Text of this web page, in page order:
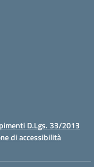
D.Lgs. 33/2013
di accessibilità